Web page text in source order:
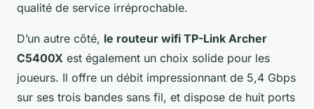
qualité de service irréprochable.
D’un autre côté, le routeur wifi TP-Link Archer
C5400X est également un choix solide pour les
joueurs. Il offre un débit impressionnant de 5,4 Gbps
sur ses trois bandes sans fil, et dispose de huit ports